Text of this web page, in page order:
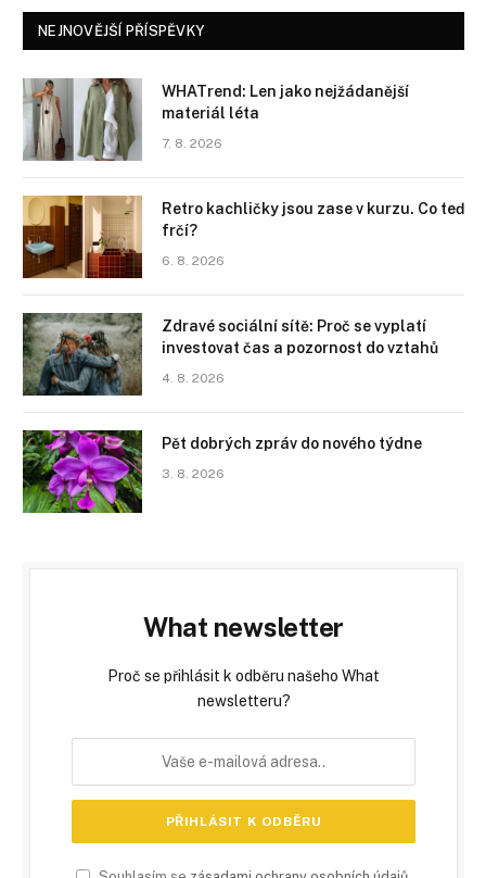
NEJNOVĚJŠÍ PŘÍSPĚVKY
WHATrend: Len jako nejžádanější
materiál léta
7. 8. 2026
Retro kachličky jsou zase v kurzu. Co teď
frčí?
6. 8. 2026
Zdravé sociální sítě: Proč se vyplatí
investovat čas a pozornost do vztahů
4. 8. 2026
Pět dobrých zpráv do nového týdne
3. 8. 2026
What newsletter
Proč se přihlásit k odběru našeho What
newsletteru?